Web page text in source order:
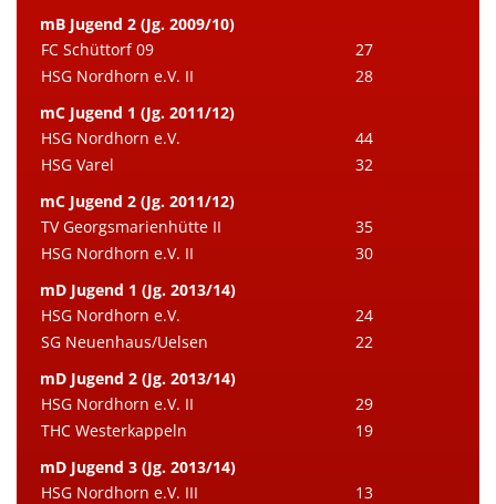
mB Jugend 2 (Jg. 2009/10)
FC Schüttorf 09
27
HSG Nordhorn e.V. II
28
mC Jugend 1 (Jg. 2011/12)
HSG Nordhorn e.V.
44
HSG Varel
32
mC Jugend 2 (Jg. 2011/12)
TV Georgsmarienhütte II
35
HSG Nordhorn e.V. II
30
mD Jugend 1 (Jg. 2013/14)
HSG Nordhorn e.V.
24
SG Neuenhaus/Uelsen
22
mD Jugend 2 (Jg. 2013/14)
HSG Nordhorn e.V. II
29
THC Westerkappeln
19
mD Jugend 3 (Jg. 2013/14)
HSG Nordhorn e.V. III
13